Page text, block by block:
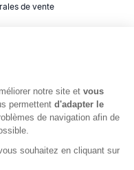
de vente